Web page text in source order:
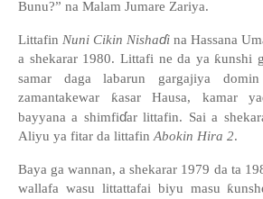
Bunu?” na Malam Jumare Zariya.
Littafin Nuni Cikin Nishaɗi na Hassana
a shekarar 1980. Littafi ne da ya ƙunshi
samar daga labarun gargajiya
zamantakewar ƙasar Hausa, kamar
bayyana a shimfiɗar littafin. Sai a
Aliyu ya fitar da littafin Abokin Hira 2.
Baya ga wannan, a shekarar 1979 da ta
wallafa wasu littattafai biyu masu ƙ